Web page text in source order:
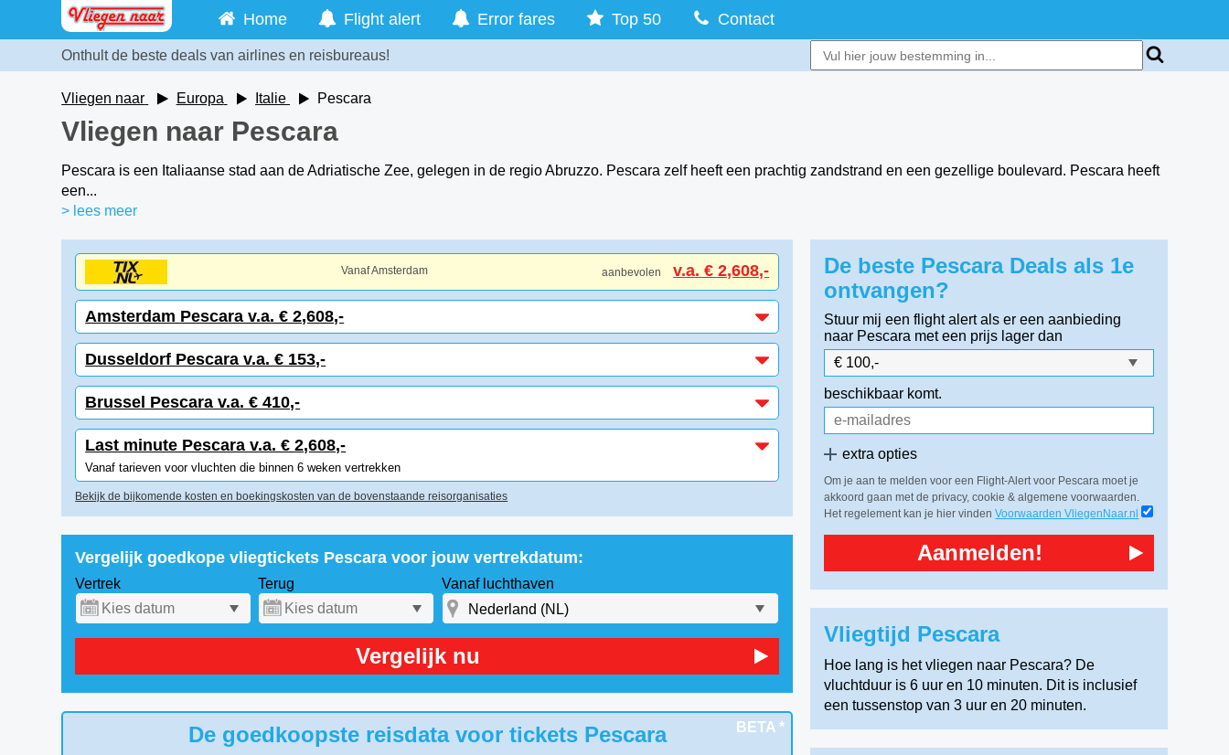
Home Flight alert Error fares Top 50 Contact
Onthult de beste deals van airlines en reisbureaus!
Vliegen naar Europa Italie Pescara
Vliegen naar Pescara
Pescara is een Italiaanse stad aan de Adriatische Zee, gelegen in de regio Abruzzo. Pescara zelf heeft een prachtig zandstrand en een gezellige boulevard. Pescara heeft
een...
> lees meer
Vanaf Amsterdam aanbevolen v.a. € 2,608,-
Amsterdam Pescara v.a. € 2,608,-
Dusseldorf Pescara v.a. € 153,-
Brussel Pescara v.a. € 410,-
Last minute Pescara v.a. € 2,608,-
Vanaf tarieven voor vluchten die binnen 6 weken vertrekken
Bekijk de bijkomende kosten en boekingskosten van de bovenstaande reisorganisaties
Vergelijk goedkope vliegtickets Pescara voor jouw vertrekdatum:
Vertrek Terug Vanaf luchthaven
Vergelijk nu
BETA *
De goedkoopste reisdata voor tickets Pescara
De beste Pescara Deals als 1e
ontvangen?
Stuur mij een flight alert als er een aanbieding
naar Pescara met een prijs lager dan
beschikbaar komt.
extra opties
Om je aan te melden voor een Flight-Alert voor Pescara moet je
akkoord gaan met de privacy, cookie & algemene voorwaarden.
Het regelement kan je hier vindenVoorwaarden VliegenNaar.nl
Aanmelden!
Vliegtijd Pescara
Hoe lang is het vliegen naar Pescara? De
vluchtduur is 6 uur en 10 minuten. Dit is inclusief
een tussenstop van 3 uur en 20 minuten.